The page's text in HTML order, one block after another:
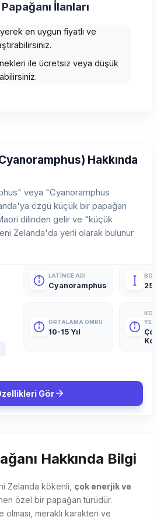
İlanları
en uygun fiyatlı ve
ile ücretsiz veya düşük
Hakkında
veya "Cyanoramphus
özgü küçük bir papağan
dilinden gelir ve "küçük
Zelanda'da yerli olarak bulunur
LATINCE ADI
Cyanoramphus
ORTALAMA ÖMRÜ
10-15 Yıl
Gör
Hakkında Bilgi
Zelanda kökenli, çok enerjik ve
özel bir papağan türüdür.
meraklı karakteri ve